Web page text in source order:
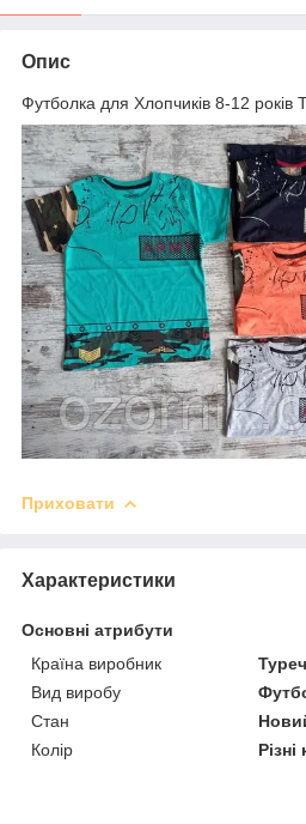
Опис
Футболка для Хлопчиків 8-12 років
Приховати
Характеристики
Основні атрибути
Країна виробник
Вид виробу
Стан
Колір